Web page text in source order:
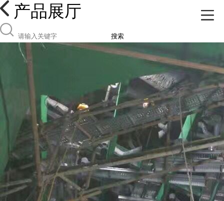
产品展厅
搜索